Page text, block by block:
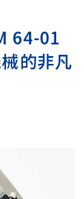
64-01
的非凡